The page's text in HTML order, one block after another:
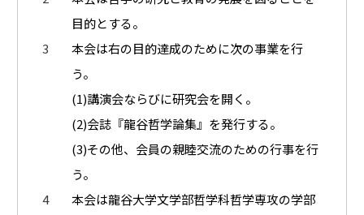
目的とする。
本会は右の目的達成のために次の事業を行
う。
(1)講演会ならびに研究会を開く。
(2)会誌『龍谷哲学論集』を発行する。
(3)その他、会員の親睦交流のための行事を行
う。
本会は龍谷大学文学部哲学科哲学専攻の学部